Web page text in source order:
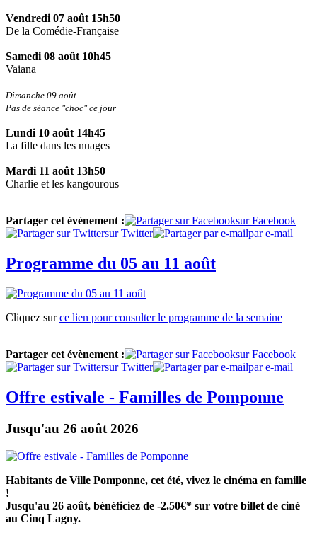
Vendredi 07 août 15h50
De la Comédie-Française
Samedi 08 août 10h45
Vaiana
Dimanche 09 août
Pas de séance "choc" ce jour
Lundi 10 août 14h45
La fille dans les nuages
Mardi 11 août 13h50
Charlie et les kangourous
Partager cet évènement :
sur Facebook
sur Twitter
par e-mail
Programme du 05 au 11 août
Cliquez surce lien pour consulter le programme de la semaine
Partager cet évènement :
sur Facebook
sur Twitter
par e-mail
Offre estivale - Familles de Pomponne
Jusqu'au 26 août 2026
Habitants de Ville Pomponne, cet été, vivez le cinéma en famille
!
Jusqu'au 26 août, bénéficiez de -2.50€* sur votre billet de ciné
au Cinq Lagny.